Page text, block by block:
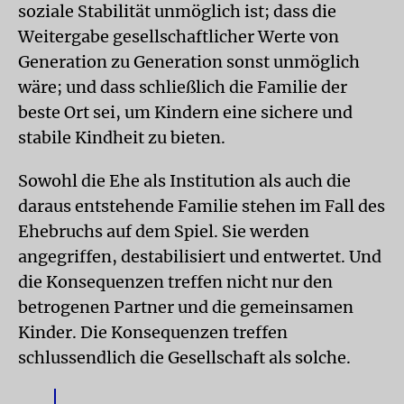
soziale Stabilität unmöglich ist; dass die
Weitergabe gesellschaftlicher Werte von
Generation zu Generation sonst unmöglich
wäre; und dass schließlich die Familie der
beste Ort sei, um Kindern eine sichere und
stabile Kindheit zu bieten.
Sowohl die Ehe als Institution als auch die
daraus entstehende Familie stehen im Fall des
Ehebruchs auf dem Spiel. Sie werden
angegriffen, destabilisiert und entwertet. Und
die Konsequenzen treffen nicht nur den
betrogenen Partner und die gemeinsamen
Kinder. Die Konsequenzen treffen
schlussendlich die Gesellschaft als solche.